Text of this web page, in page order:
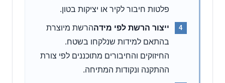
פלטות חיבור לקיר או יציקות בטון.
ייצור הרשת לפי מידההרשת מיוצרת
בהתאם למידות שנלקחו בשטח.
החיזוקים והחיבורים מתוכננים לפי צורת
ההתקנה ונקודות המתיחה.